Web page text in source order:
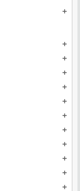
add
add
add
add
add
add
add
add
add
add
add
add